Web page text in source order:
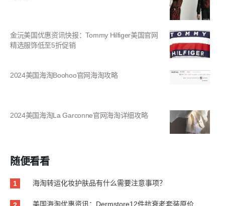
金沅美国优惠资讯快报：Tommy Hilfiger美国官网
精选服饰低至5折促销
2024美国海淘Boohoo官网海淘攻略
2024美国海淘La Garconne官网海淘详细攻略
随便看看
1 海淘转运化妆护肤品有什么需要注意事项？
美国海淘优惠资讯：Dermstore12件抗衰老套装原价